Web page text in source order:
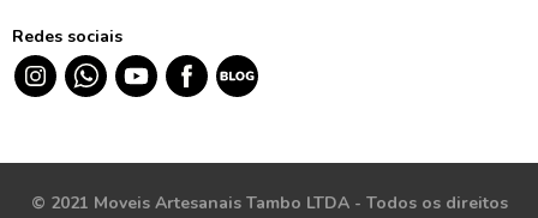
Redes sociais
© 2021 Moveis Artesanais Tambo LTDA - Todos os direitos